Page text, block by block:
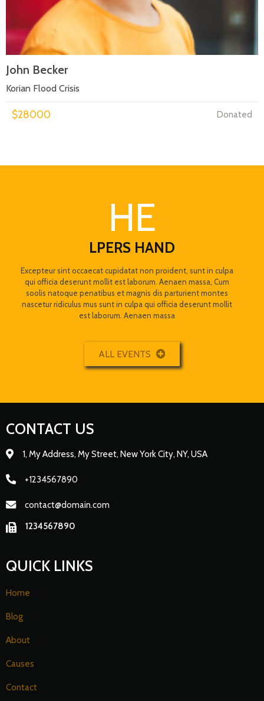
John Becker
Korian Flood Crisis
$28000 Donated
HE
LPERS HAND
Excepteur sint occaecat cupidatat non proident, sunt in culpa
qui officia deserunt mollit est laborum. Aenaen massa, Cum
soolis natoque penatibus et magnis dis parturient montes
nascetur ridiculus mus sunt in culpa qui officia deserunt mollit
est laborum. Aenaen massa
ALL EVENTS
CONTACT US
1, My Address, My Street, New York City, NY, USA
+1234567890
contact@domain.com
1234567890
QUICK LINKS
Home
Blog
About
Causes
Contact